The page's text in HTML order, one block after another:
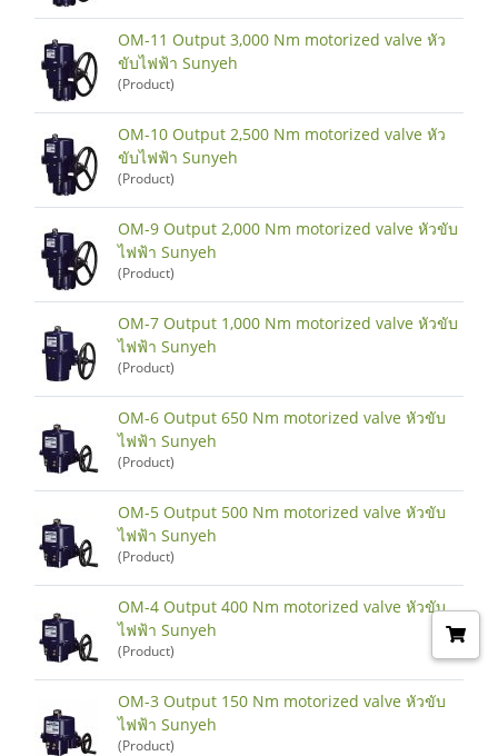
OM-11 Output 3,000 Nm motorized valve หัว
ขับไฟฟ้า Sunyeh
(Product)
OM-10 Output 2,500 Nm motorized valve หัว
ขับไฟฟ้า Sunyeh
(Product)
OM-9 Output 2,000 Nm motorized valve หัวขับ
ไฟฟ้า Sunyeh
(Product)
OM-7 Output 1,000 Nm motorized valve หัวขับ
ไฟฟ้า Sunyeh
(Product)
OM-6 Output 650 Nm motorized valve หัวขับ
ไฟฟ้า Sunyeh
(Product)
OM-5 Output 500 Nm motorized valve หัวขับ
ไฟฟ้า Sunyeh
(Product)
OM-4 Output 400 Nm motorized valve หัวขับ
ไฟฟ้า Sunyeh
(Product)
OM-3 Output 150 Nm motorized valve หัวขับ
ไฟฟ้า Sunyeh
(Product)